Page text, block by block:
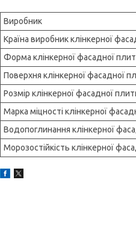
Виробник
Країна виробник клінкерної
Форма клінкерної фасадної
Поверхня клінкерної фасадної
Розмір клінкерної фасадної
Марка міцності клінкерної
Водопоглинання клінкерної
Морозостійкість клінкерної